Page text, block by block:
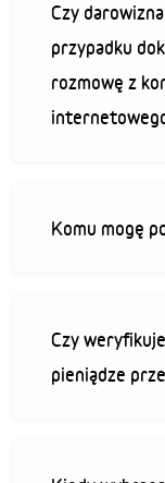
Czy
przypadku
rozmowę z
Komu mogę
Czy
pieniądze